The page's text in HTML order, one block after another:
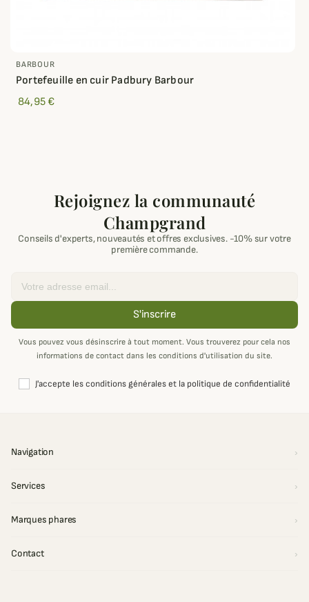
BARBOUR
Portefeuille en cuir Padbury Barbour
84,95 €
Rejoignez la communauté
Champgrand
Conseils d'experts, nouveautés et offres exclusives. -10% sur votre
première commande.
S'inscrire
Vous pouvez vous désinscrire à tout moment. Vous trouverez pour cela nos
informations de contact dans les conditions d'utilisation du site.
J'accepte les conditions générales et la politique de confidentialité
Navigation
Services
Marques phares
Contact